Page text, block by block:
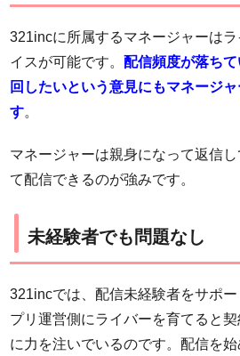
321incに所属するマネージャーは
イスが可能です。配信頻度が落ち
回したいという意見にもマネージ
す。
マネージャーは親身になって返信
て配信できるのが強みです。
未経験者でも問題なし
321incでは、配信未経験者をサポ
プリ運営側にライバーを育てると
に力を注いでいるのです。配信を